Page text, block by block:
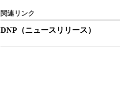
関連リンク
DNP（ニュースリリース）